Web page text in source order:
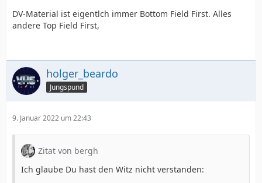
DV-Material ist eigentlch immer Bottom Field First. Alles
andere Top Field First,
holger_beardo
Jungspund
9. Januar 2022 um 22:43
Zitat von bergh
Ich glaube Du hast den Witz nicht verstanden: